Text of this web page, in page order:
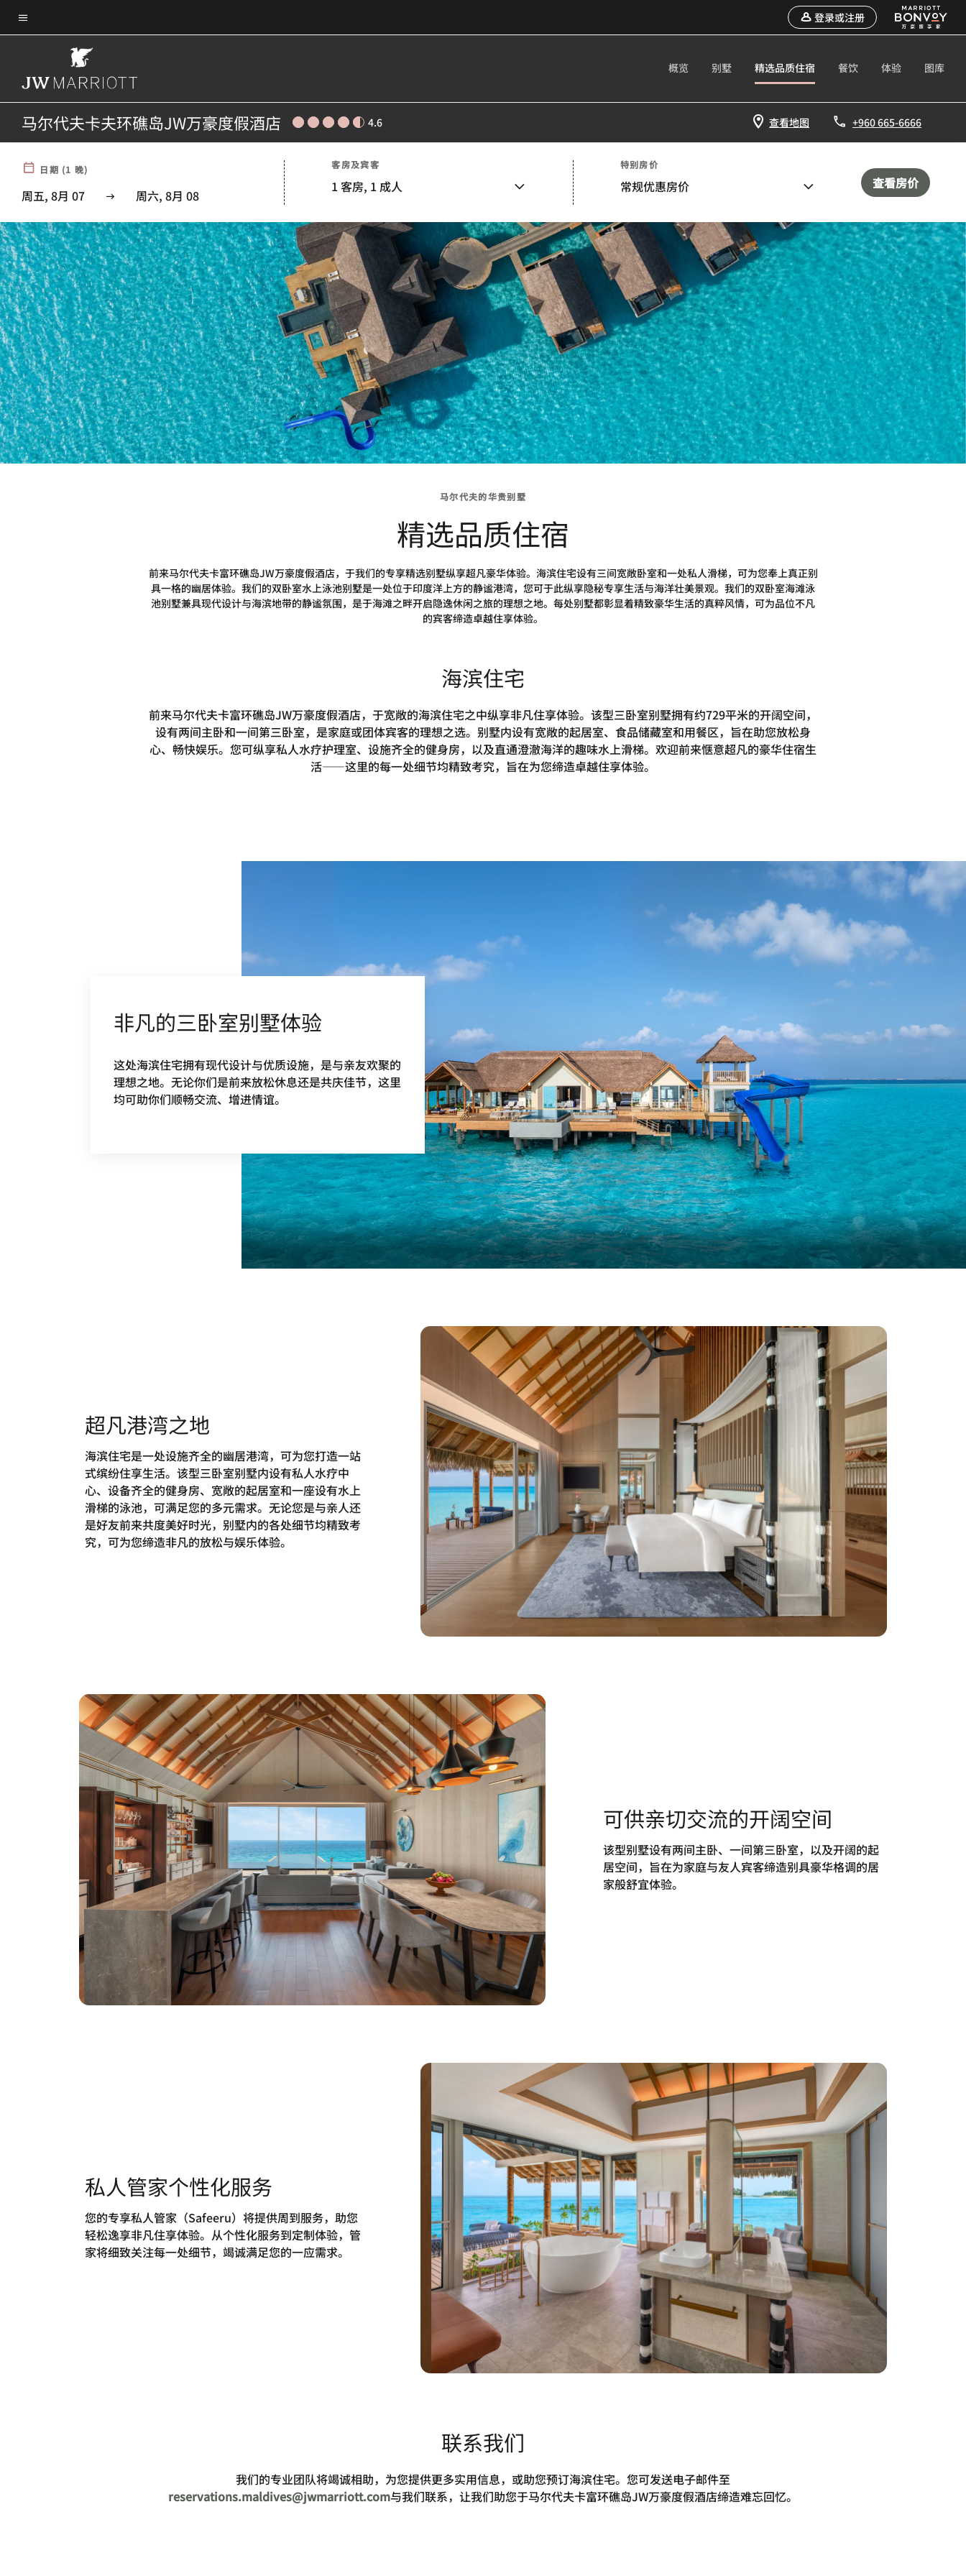
Skip
to菜单文本
登录或注册
概览 别墅 精选品质住宿 餐饮 体验 图库
马尔代夫卡夫环礁岛JW万豪度假酒店 4.6 查看地图 +960 665-6666
日期 (1 晚)
周五, 8月 07 周六, 8月 08
客房及宾客
1 客房, 1 成人
特别房价
常规优惠房价 查看房价
马尔代夫的华贵别墅
精选品质住宿
前来马尔代夫卡富环礁岛JW万豪度假酒店，于我们的专享精选别墅纵享超凡豪华体验。海滨住宅设有三间宽敞卧室和一处私人滑梯，可为您奉上真正别
具一格的幽居体验。我们的双卧室水上泳池别墅是一处位于印度洋上方的静谧港湾，您可于此纵享隐秘专享生活与海洋壮美景观。我们的双卧室海滩泳
池别墅兼具现代设计与海滨地带的静谧氛围，是于海滩之畔开启隐逸休闲之旅的理想之地。每处别墅都彰显着精致豪华生活的真粹风情，可为品位不凡
的宾客缔造卓越住享体验。
海滨住宅
前来马尔代夫卡富环礁岛JW万豪度假酒店，于宽敞的海滨住宅之中纵享非凡住享体验。该型三卧室别墅拥有约729平米的开阔空间，
设有两间主卧和一间第三卧室，是家庭或团体宾客的理想之选。别墅内设有宽敞的起居室、食品储藏室和用餐区，旨在助您放松身
心、畅快娱乐。您可纵享私人水疗护理室、设施齐全的健身房，以及直通澄澈海洋的趣味水上滑梯。欢迎前来惬意超凡的豪华住宿生
活——这里的每一处细节均精致考究，旨在为您缔造卓越住享体验。
非凡的三卧室别墅体验
这处海滨住宅拥有现代设计与优质设施，是与亲友欢聚的
理想之地。无论你们是前来放松休息还是共庆佳节，这里
均可助你们顺畅交流、增进情谊。
超凡港湾之地
海滨住宅是一处设施齐全的幽居港湾，可为您打造一站
式缤纷住享生活。该型三卧室别墅内设有私人水疗中
心、设备齐全的健身房、宽敞的起居室和一座设有水上
滑梯的泳池，可满足您的多元需求。无论您是与亲人还
是好友前来共度美好时光，别墅内的各处细节均精致考
究，可为您缔造非凡的放松与娱乐体验。
可供亲切交流的开阔空间
该型别墅设有两间主卧、一间第三卧室，以及开阔的起
居空间，旨在为家庭与友人宾客缔造别具豪华格调的居
家般舒宜体验。
私人管家个性化服务
您的专享私人管家（Safeeru）将提供周到服务，助您
轻松逸享非凡住享体验。从个性化服务到定制体验，管
家将细致关注每一处细节，竭诚满足您的一应需求。
联系我们
我们的专业团队将竭诚相助，为您提供更多实用信息，或助您预订海滨住宅。您可发送电子邮件至
reservations.maldives@jwmarriott.com与我们联系，让我们助您于马尔代夫卡富环礁岛JW万豪度假酒店缔造难忘回忆。